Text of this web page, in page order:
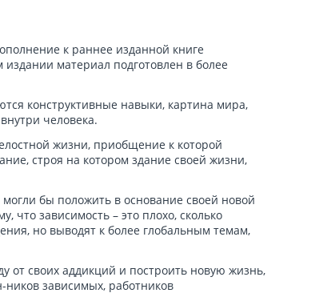
к раннее изданной книге
материал подготовлен в более
конструктивные навыки, картина мира,
человека.
жизни, приобщение к которой
строя на котором здание своей жизни,
бы положить в основание своей новой
что зависимость – это плохо, сколько
но выводят к более глобальным темам,
от своих аддикций и построить новую жизнь,
ников зависимых, работников